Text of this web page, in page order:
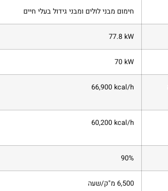
חימום מבני לולים ומבני גידול בעלי חיים
‎77.8 kW
‎70 kW
‎66,900 kcal/h
‎60,200 kcal/h
‎90%
‎6,500 מ"ק/שעה